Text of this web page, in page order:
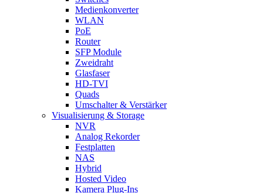
Medienkonverter
WLAN
PoE
Router
SFP Module
Zweidraht
Glasfaser
HD-TVI
Quads
Umschalter & Verstärker
Visualisierung & Storage
NVR
Analog Rekorder
Festplatten
NAS
Hybrid
Hosted Video
Kamera Plug-Ins